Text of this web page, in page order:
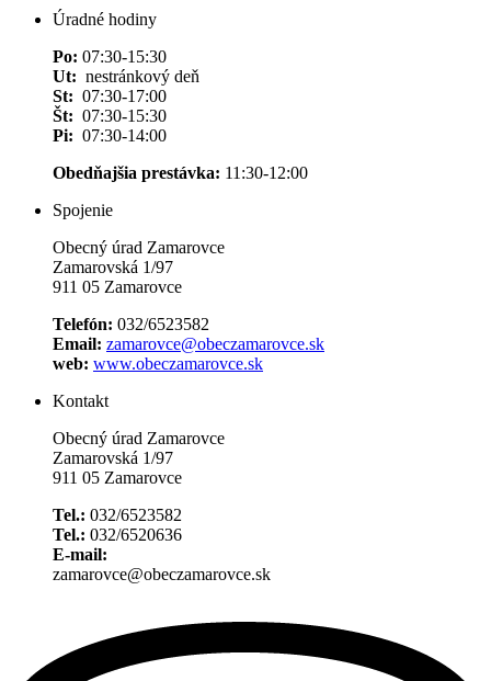
Úradné hodiny
Po: 07:30-15:30
Ut: nestránkový deň
St: 07:30-17:00
Št: 07:30-15:30
Pi: 07:30-14:00
Obedňajšia prestávka: 11:30-12:00
Spojenie
Obecný úrad Zamarovce
Zamarovská 1/97
911 05 Zamarovce
Telefón: 032/6523582
Email: zamarovce@obeczamarovce.sk
web: www.obeczamarovce.sk
Kontakt
Obecný úrad Zamarovce
Zamarovská 1/97
911 05 Zamarovce
Tel.: 032/6523582
Tel.: 032/6520636
E-mail:
zamarovce@obeczamarovce.sk